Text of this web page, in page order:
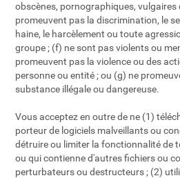
obscènes, pornographiques,
promeuvent pas la discrimination, le
haine, le harcèlement ou toute
groupe ; (f) ne sont pas violents ou
promeuvent pas la violence ou des
personne ou entité ; ou (g) ne
substance illégale ou dangereuse.
Vous acceptez en outre de ne (1)
porteur de logiciels malveillants ou
détruire ou limiter la fonctionnalité de
ou qui contienne d'autres fichiers ou
perturbateurs ou destructeurs ; (2)